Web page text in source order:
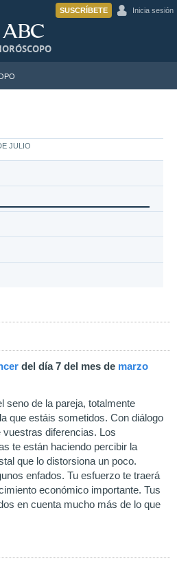
SUSCRÍBETE Inicia sesión
JULIO
del día 7 del mes de marzo
seno de la pareja, totalmente
que estáis sometidos. Con diálogo
diferencias. Los
te están haciendo percibir la
que lo distorsiona un poco.
enfados. Tu esfuerzo te traerá
económico importante. Tus
en cuenta mucho más de lo que